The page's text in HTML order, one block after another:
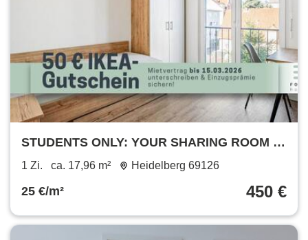
STUDENTS ONLY: YOUR SHARING ROOM IN
A 2-ROOM APARTMENT: Furnished student
1 Zi. ca. 17,96 m² Heidelberg 69126
25 €/m² 450 €